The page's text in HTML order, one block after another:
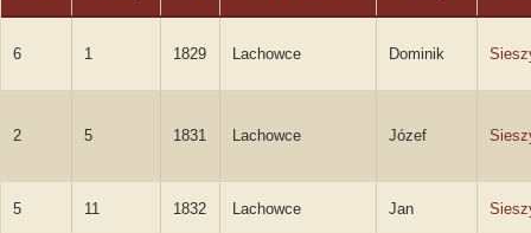
6 1 1829 Lachowce Dominik
2 5 1831 Lachowce Józef
5 11 1832 Lachowce Jan